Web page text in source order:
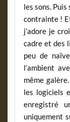
les sons. Puis
contrainte !
j’adore je
cadre et des
peu de
l’ambient
même
les logiciels
enregistré
uniquement